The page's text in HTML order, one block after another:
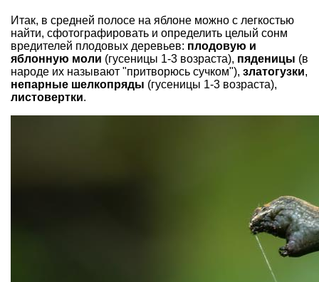
Итак, в средней полосе на яблоне можно с легкостью
найти, сфотографировать и определить целый сонм
вредителей плодовых деревьев: плодовую и
яблонную моли (гусеницы 1-3 возраста), пяденицы (в
народе их называют "притворюсь сучком"), златогузки,
непарные шелкопряды (гусеницы 1-3 возраста),
листовертки.